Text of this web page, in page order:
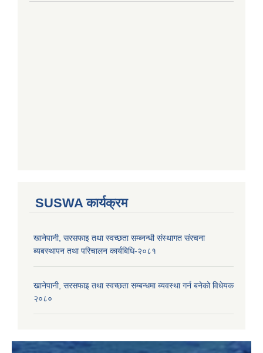
SUSWA कार्यक्रम
खानेपानी, सरसफाइ तथा स्वच्छता सम्ब्नन्धी संस्थागत संरचना
ब्यबस्थापन तथा परिचालन कार्यबिधि-२०८१
खानेपानी, सरसफाइ तथा स्वच्छता सम्बन्धमा ब्यवस्था गर्न बनेको विधेयक
२०८०